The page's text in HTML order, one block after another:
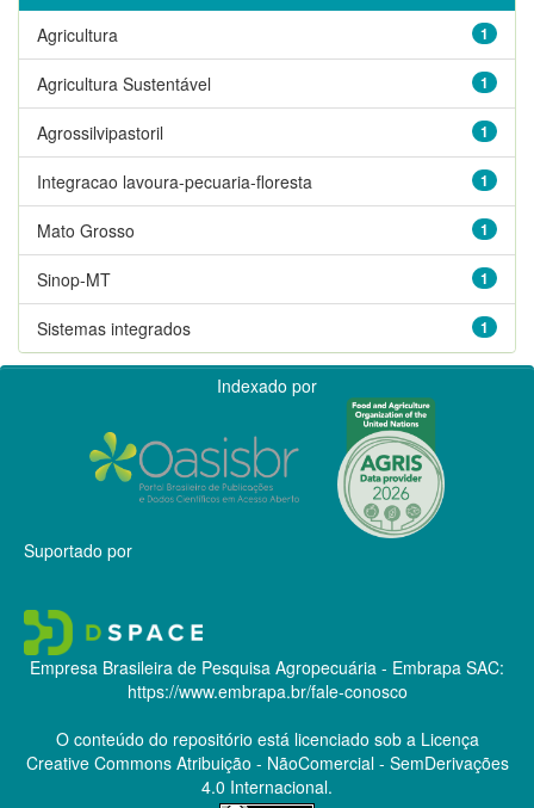
1
Agricultura
1
Agricultura Sustentável
1
Agrossilvipastoril
1
Integracao lavoura-pecuaria-floresta
1
Mato Grosso
1
Sinop-MT
1
Sistemas integrados
Indexado por
Suportado por
Empresa Brasileira de Pesquisa Agropecuária - Embrapa SAC:
https://www.embrapa.br/fale-conosco
O conteúdo do repositório está licenciado sob a Licença
Creative CommonsAtribuição - NãoComercial - SemDerivações
4.0 Internacional.